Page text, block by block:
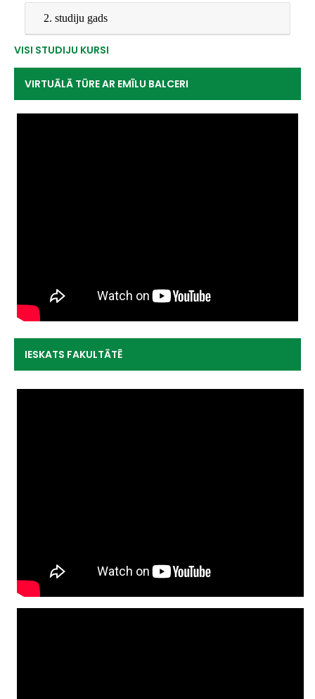
2. studiju gads
VISI STUDIJU KURSI
VIRTUĀLĀ TŪRE AR EMĪLU BALCERI
IESKATS FAKULTĀTĒ